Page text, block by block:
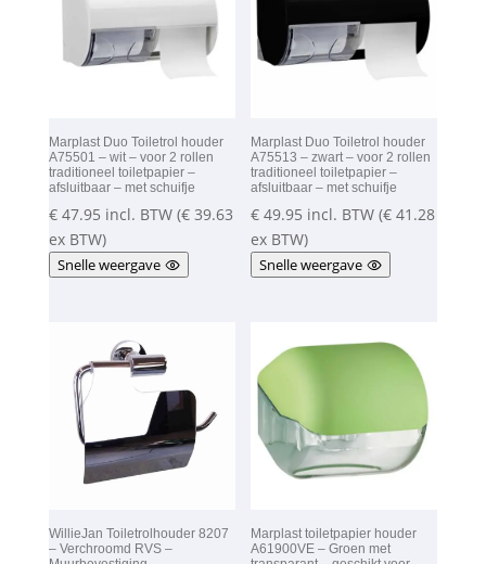
Marplast Duo Toiletrol houder
A75501 – wit – voor 2 rollen
traditioneel toiletpapier –
afsluitbaar – met schuifje
€47.95 incl. BTW (€39.63
ex BTW)
Snelle weergave
Marplast Duo Toiletrol houder
A75513 – zwart – voor 2 rollen
traditioneel toiletpapier –
afsluitbaar – met schuifje
€ 49.95 incl. BTW (€ 41.28
ex BTW)
Snelle weergave
WillieJan Toiletrolhouder 8207
– Verchroomd RVS –
Marplast toiletpapier houder
A61900VE – Groen met